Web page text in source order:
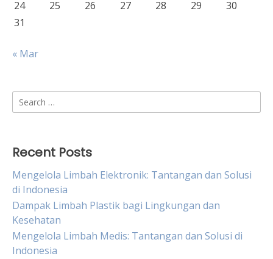
24 25 26 27 28 29
30
31
« Mar
Search
for:
Recent Posts
Mengelola Limbah Elektronik: Tantangan dan Solusi
di Indonesia
Dampak Limbah Plastik bagi Lingkungan dan
Kesehatan
Mengelola Limbah Medis: Tantangan dan Solusi di
Indonesia